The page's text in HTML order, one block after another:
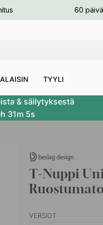
60
TYYLI
& säilytyksestä
31m 4s
T-Nuppi
VERSIOT